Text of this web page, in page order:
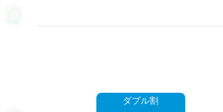
ダブル割